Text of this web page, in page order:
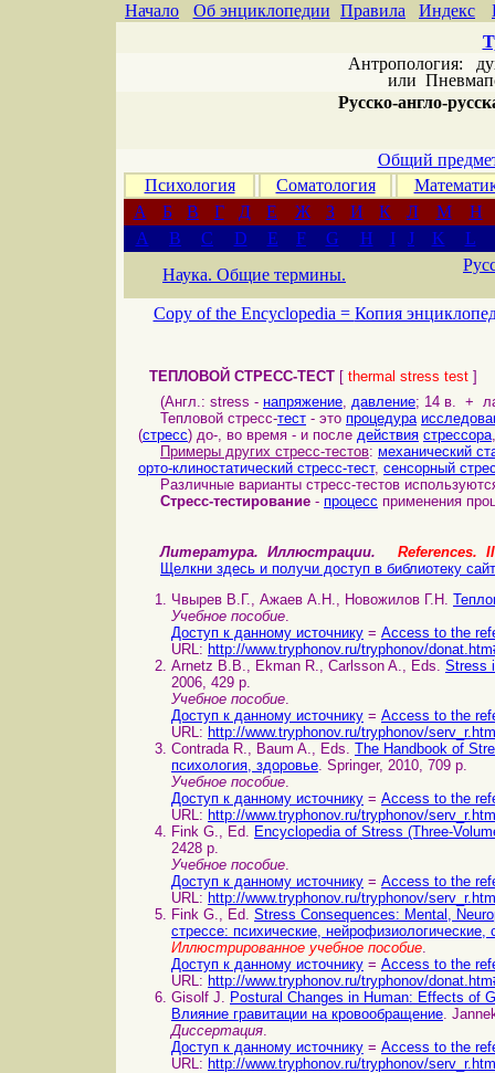
Начало Об энциклопедии Правила Индекс
Антропология:
или
Русско-англо-
Общий
Психология
Соматология
А
Б В Г Д Е Ж З И К Л М
Н
A
B C D E F G H I J K
L
Наука. Общие термины.
Copy of the Encyclopedia = Копия
ТЕПЛОВОЙ СТРЕСС-ТЕСТ [ thermal stress test ]
(Англ.: stress - напряжение, давление; 14 в. +
Тепловой стресс-тест - это процедура
(стресс) до-, во время - и после действия стрессора
Примеры других стресс-тестов: механический
орто-клиностатический стресс-тест, сенсорный
Различные варианты стресс-тестов
Стресс-тестирование - процесс применения
Литература. Иллюстрации. References.
Щелкни здесь и получи доступ в библиотеку
Чвырев В.Г., Ажаев А.Н., Новожилов Г.Н.
Учебное пособие.
Доступ к данному источнику = Access to the
URL: http://www.tryphonov.ru/tryphonov/
Arnetz B.B., Ekman R., Carlsson A., Eds. Stress
2006, 429 p.
Учебное пособие.
Доступ к данному источнику = Access to the
URL: http://www.tryphonov.ru/tryphonov/
Contrada R., Baum A., Eds. The Handbook of
психология, здоровье. Springer, 2010, 709 p.
Учебное пособие.
Доступ к данному источнику = Access to the
URL: http://www.tryphonov.ru/tryphonov/
Fink G., Ed. Encyclopedia of Stress (Three-
2428 p.
Учебное пособие.
Доступ к данному источнику = Access to the
URL: http://www.tryphonov.ru/tryphonov/
Fink G., Ed. Stress Consequences: Mental,
стрессе: психические, нейрофизиологические,
Иллюстрированное учебное пособие.
Доступ к данному источнику = Access to the
URL: http://www.tryphonov.ru/tryphonov/
Gisolf J. Postural Changes in Human: Effects of
Влияние гравитации на кровообращение.
Диссертация.
Доступ к данному источнику = Access to the
URL: http://www.tryphonov.ru/tryphonov/